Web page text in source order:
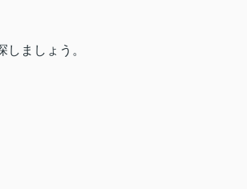
ましょう。